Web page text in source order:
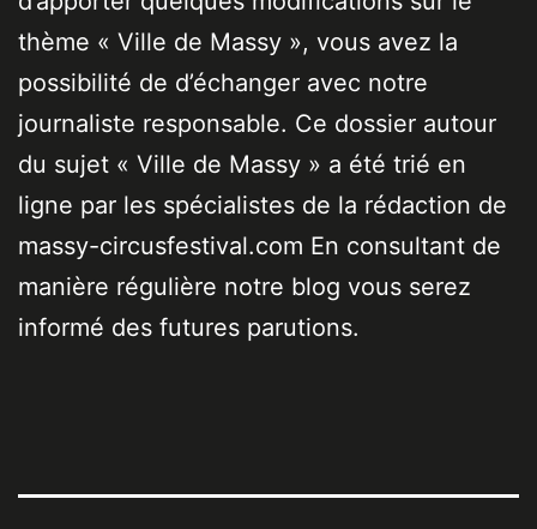
thème « Ville de Massy », vous avez la
possibilité de d’échanger avec notre
journaliste responsable. Ce dossier autour
du sujet « Ville de Massy » a été trié en
ligne par les spécialistes de la rédaction de
massy-circusfestival.com En consultant de
manière régulière notre blog vous serez
informé des futures parutions.